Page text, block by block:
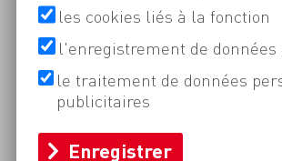
les cookies liés à la fonction
l'enregistrement de données
le traitement de données
publicitaires
Enregistrer